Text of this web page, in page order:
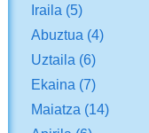
Iraila (5)
Abuztua (4)
Uztaila (6)
Ekaina (7)
Maiatza (14)